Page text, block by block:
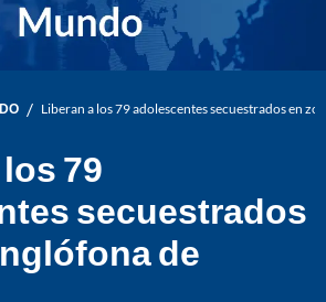
/ Liberan a los 79 adolescentes secuestrados en
79
secuestrados
de